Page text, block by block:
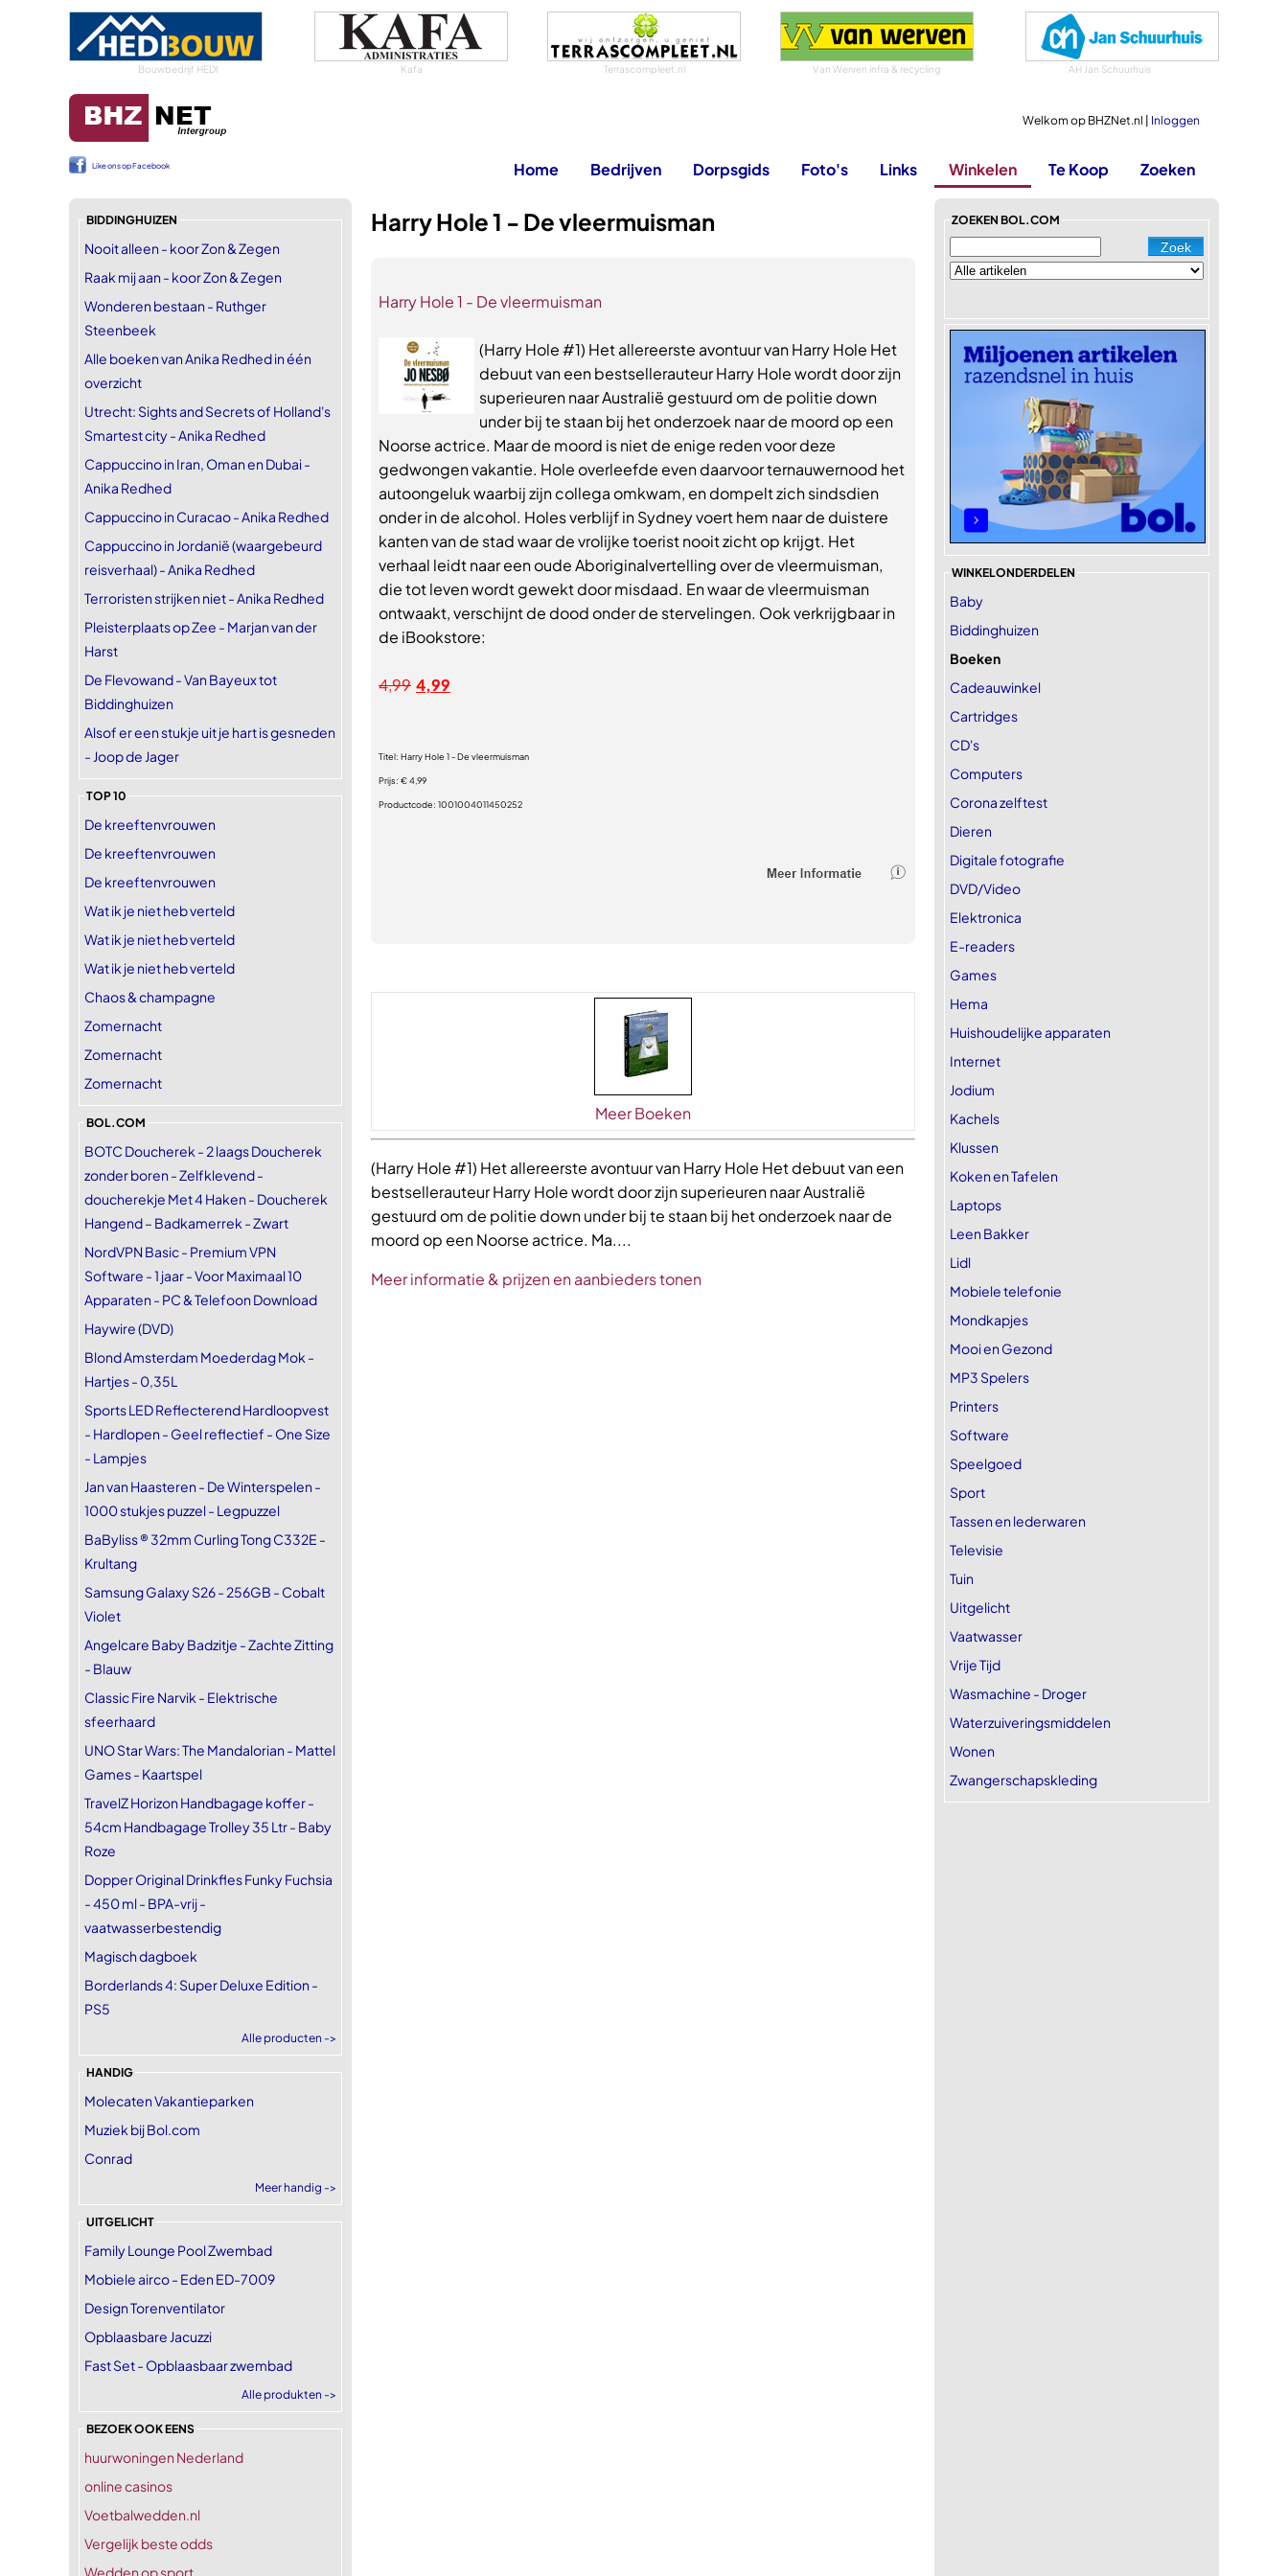
Bouwbedrijf HEDI Kafa Terrascompleet.nl Van Werven infra & recycling AH Jan Schuurhuis
Welkom op BHZNet.nl | Inloggen
Like ons op Facebook Home Bedrijven Dorpsgids Foto's Links Winkelen Te Koop Zoeken
BIDDINGHUIZEN
Nooit alleen - koor Zon & Zegen
Raak mij aan - koor Zon & Zegen
Wonderen bestaan - Ruthger
Steenbeek
Alle boeken van Anika Redhed in één
overzicht
Utrecht: Sights and Secrets of Holland's
Smartest city - Anika Redhed
Cappuccino in Iran, Oman en Dubai -
Anika Redhed
Cappuccino in Curacao - Anika Redhed
Cappuccino in Jordanië (waargebeurd
reisverhaal) - Anika Redhed
Terroristen strijken niet - Anika Redhed
Pleisterplaats op Zee - Marjan van der
Harst
De Flevowand - Van Bayeux tot
Biddinghuizen
Alsof er een stukje uit je hart is gesneden
- Joop de Jager
TOP 10
De kreeftenvrouwen
De kreeftenvrouwen
De kreeftenvrouwen
Wat ik je niet heb verteld
Wat ik je niet heb verteld
Wat ik je niet heb verteld
Chaos & champagne
Zomernacht
Zomernacht
Zomernacht
BOL.COM
BOTC Doucherek - 2 laags Doucherek
zonder boren - Zelfklevend -
doucherekje Met 4 Haken - Doucherek
Hangend – Badkamerrek - Zwart
NordVPN Basic - Premium VPN
Software - 1 jaar - Voor Maximaal 10
Apparaten - PC & Telefoon Download
Haywire (DVD)
Blond Amsterdam Moederdag Mok -
Hartjes - 0,35L
Sports LED Reflecterend Hardloopvest
- Hardlopen - Geel reflectief - One Size
- Lampjes
Jan van Haasteren - De Winterspelen -
1000 stukjes puzzel - Legpuzzel
BaByliss ® 32mm Curling Tong C332E -
Krultang
Samsung Galaxy S26 - 256GB - Cobalt
Violet
Angelcare Baby Badzitje - Zachte Zitting
- Blauw
Classic Fire Narvik - Elektrische
sfeerhaard
UNO Star Wars: The Mandalorian - Mattel
Games - Kaartspel
TravelZ Horizon Handbagage koffer -
54cm Handbagage Trolley 35 Ltr - Baby
Roze
Dopper Original Drinkfles Funky Fuchsia
- 450 ml - BPA-vrij -
vaatwasserbestendig
Magisch dagboek
Borderlands 4: Super Deluxe Edition -
PS5
Alle producten ->
HANDIG
Molecaten Vakantieparken
Muziek bij Bol.com
Conrad
Meer handig ->
UITGELICHT
Family Lounge Pool Zwembad
Mobiele airco - Eden ED-7009
Design Torenventilator
Opblaasbare Jacuzzi
Fast Set - Opblaasbaar zwembad
Alle produkten ->
BEZOEK OOK EENS
huurwoningen Nederland
online casinos
Voetbalwedden.nl
Vergelijk beste odds
Wedden op sport
Harry Hole 1 - De vleermuisman
Harry Hole 1 - De vleermuisman
(Harry Hole #1) Het allereerste avontuur van Harry Hole Het
debuut van een bestsellerauteur Harry Hole wordt door zijn
superieuren naar Australië gestuurd om de politie down
under bij te staan bij het onderzoek naar de moord op een
Noorse actrice. Maar de moord is niet de enige reden voor deze
gedwongen vakantie. Hole overleefde even daarvoor ternauwernood het
autoongeluk waarbij zijn collega omkwam, en dompelt zich sindsdien
onder in de alcohol. Holes verblijf in Sydney voert hem naar de duistere
kanten van de stad waar de vrolijke toerist nooit zicht op krijgt. Het
verhaal leidt naar een oude Aboriginalvertelling over de vleermuisman,
die tot leven wordt gewekt door misdaad. En waar de vleermuisman
ontwaakt, verschijnt de dood onder de stervelingen. Ook verkrijgbaar in
de iBookstore:
4,99 4,99
Titel: Harry Hole 1 - De vleermuisman
Prijs: € 4,99
Productcode: 1001004011450252
Meer Boeken
(Harry Hole #1) Het allereerste avontuur van Harry Hole Het debuut van een
bestsellerauteur Harry Hole wordt door zijn superieuren naar Australië
gestuurd om de politie down under bij te staan bij het onderzoek naar de
moord op een Noorse actrice. Ma....
Meer informatie & prijzen en aanbieders tonen
ZOEKEN BOL.COM
WINKELONDERDELEN
Baby
Biddinghuizen
Boeken
Cadeauwinkel
Cartridges
CD's
Computers
Corona zelftest
Dieren
Digitale fotografie
DVD/Video
Elektronica
E-readers
Games
Hema
Huishoudelijke apparaten
Internet
Jodium
Kachels
Klussen
Koken en Tafelen
Laptops
Leen Bakker
Lidl
Mobiele telefonie
Mondkapjes
Mooi en Gezond
MP3 Spelers
Printers
Software
Speelgoed
Sport
Tassen en lederwaren
Televisie
Tuin
Uitgelicht
Vaatwasser
Vrije Tijd
Wasmachine - Droger
Waterzuiveringsmiddelen
Wonen
Zwangerschapskleding